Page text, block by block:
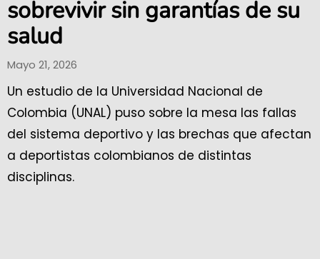
sobrevivir sin garantías de su
salud
Mayo 21, 2026
Un estudio de la Universidad Nacional de
Colombia (UNAL) puso sobre la mesa las fallas
del sistema deportivo y las brechas que afectan
a deportistas colombianos de distintas
disciplinas.